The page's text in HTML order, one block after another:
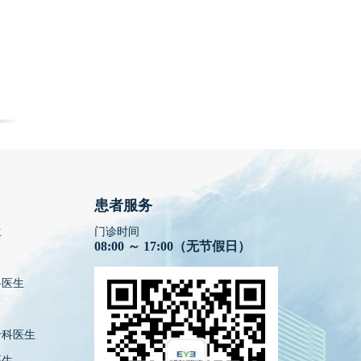
生
医生
患者服务
门诊时间
08:00 ～ 17:00（无节假日）